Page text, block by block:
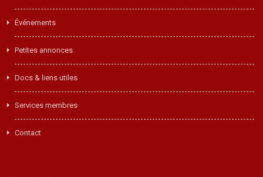
Événements
Petites annonces
Docs & liens utiles
Services membres
Contact